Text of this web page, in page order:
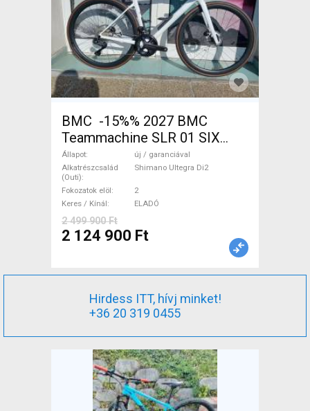
BMC -15%% 2027 BMC
Teammachine SLR 01 SIX
Ultegra Di2 Országúti
Shimano Ultegra Di2 tárcsafék
új / garanciával ELADÓ
Állapot
új / garanciával
Alkatrészcsalád
(Outi)
Shimano Ultegra Di2
Fokozatok elöl
2
Keres / Kínál
ELADÓ
2 499 900 Ft
2 124 900 Ft
Hirdess ITT, hívj minket!
+36 20 319 0455